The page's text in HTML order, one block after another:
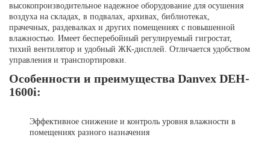
высокопроизводительное надежное оборудование для осушения
воздуха на складах, в подвалах, архивах, библиотеках,
прачечных, раздевалках и других помещениях с повышенной
влажностью. Имеет бесперебойный регулируемый гигростат,
тихий вентилятор и удобный ЖК-дисплей. Отличается удобством
управления и транспортировки.
Особенности и преимущества Danvex DEH-
1600i:
Эффективное снижение и контроль уровня влажности в
помещениях разного назначения